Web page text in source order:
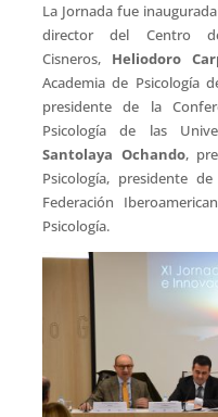
La Jornada fue
director del Centro
Cisneros, Heliodoro
Academia de Psicología
presidente de la
Psicología de las
Santolaya Ochando,
Psicología, presidente
Federación
Psicología.